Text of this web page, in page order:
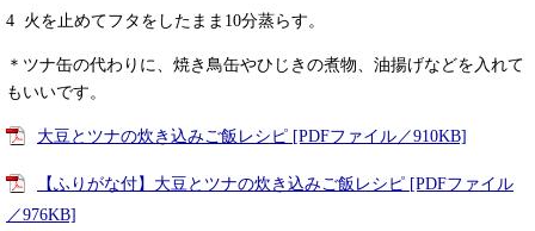
4 火を止めてフタをしたまま10分蒸らす。
＊ツナ缶の代わりに、焼き鳥缶やひじきの煮物、油揚げなどを入れて
もいいです。
大豆とツナの炊き込みご飯レシピ [PDFファイル／910KB]
【ふりがな付】大豆とツナの炊き込みご飯レシピ [PDFファイル
／976KB]